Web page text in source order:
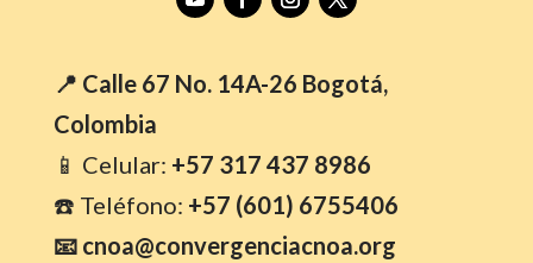
📍 Calle 67 No. 14A-26 Bogotá,
Colombia
📱 Celular: +57 317 437 8986
☎️ Teléfono: +57 (601) 6755406
📧 cnoa@convergenciacnoa.org